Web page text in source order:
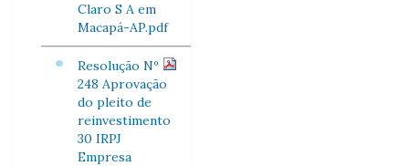
Claro S A em
Macapá-AP.pdf
Resolução Nº
248 Aprovação
do pleito de
reinvestimento
30 IRPJ
Empresa